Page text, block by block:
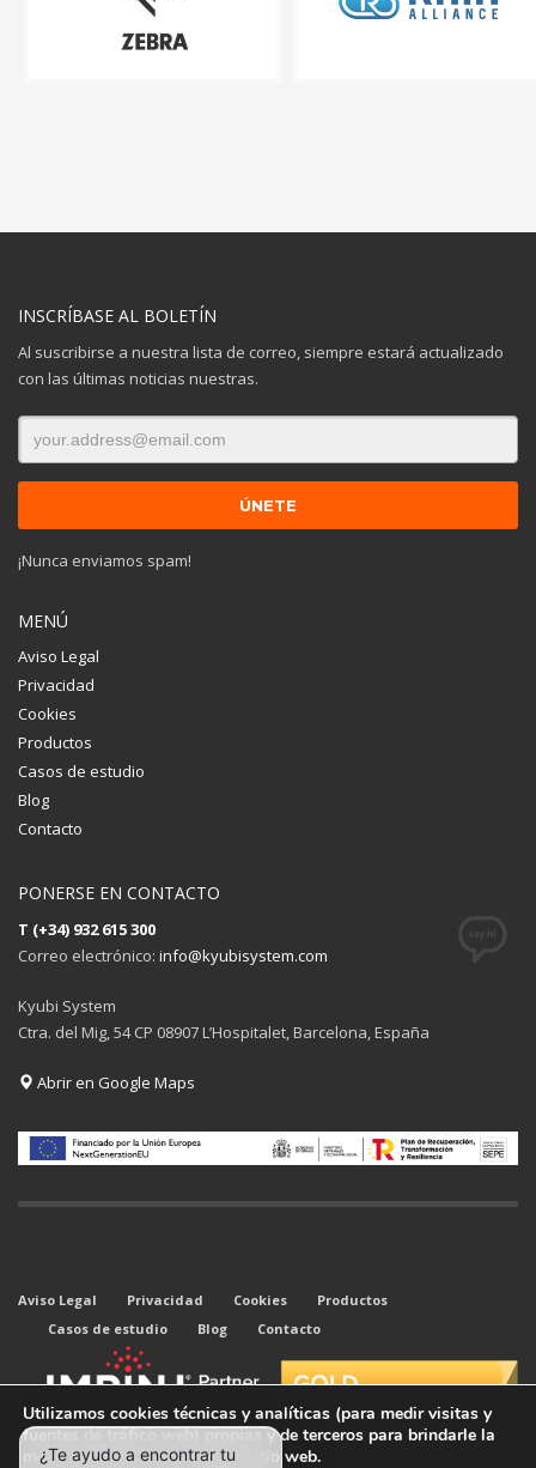
INSCRÍBASE AL BOLETÍN
Al suscribirse a nuestra lista de correo, siempre estará actualizado
con las últimas noticias nuestras.
¡Nunca enviamos spam!
MENÚ
Aviso Legal
Privacidad
Cookies
Productos
Casos de estudio
Blog
Contacto
PONERSE EN CONTACTO
T (+34) 932 615 300
Correo electrónico: info@kyubisystem.com
Kyubi System
Ctra. del Mig, 54 CP 08907 L’Hospitalet, Barcelona, España
Abrir en Google Maps
Aviso Legal Privacidad Cookies
Productos
Casos de estudio
Blog Contacto
Utilizamos cookies técnicas y analíticas (para medir visitas y
fuentes de tráfico web) propias y de terceros para brindarle la
mejor experiencia en nuestro sitio web.